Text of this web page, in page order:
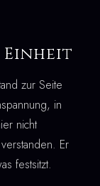
Einheit
zur Seite
in
nicht
Er
festsitzt.